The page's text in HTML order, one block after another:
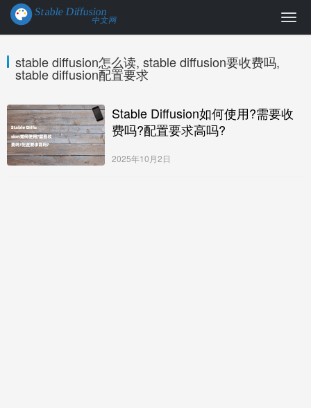
stable diffusion怎么读, stable diffusion要收费吗,
stable diffusion配置要求
Stable Diffusion如何使用?需要收
费吗?配置要求高吗?
2025年10月2日